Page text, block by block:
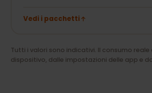
Vedi i pacchetti
Tutti i valori sono indicativi. Il consumo reale
dispositivo, dalle impostazioni delle app e